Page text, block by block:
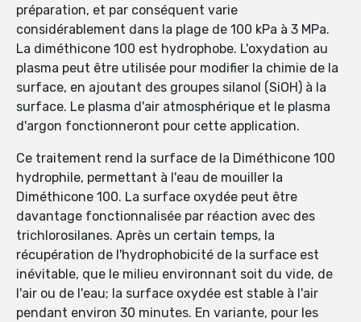
préparation, et par conséquent varie
considérablement dans la plage de 100 kPa à 3 MPa.
La diméthicone 100 est hydrophobe. L'oxydation au
plasma peut être utilisée pour modifier la chimie de la
surface, en ajoutant des groupes silanol (SiOH) à la
surface. Le plasma d'air atmosphérique et le plasma
d'argon fonctionneront pour cette application.
Ce traitement rend la surface de la Diméthicone 100
hydrophile, permettant à l'eau de mouiller la
Diméthicone 100. La surface oxydée peut être
davantage fonctionnalisée par réaction avec des
trichlorosilanes. Après un certain temps, la
récupération de l'hydrophobicité de la surface est
inévitable, que le milieu environnant soit du vide, de
l'air ou de l'eau; la surface oxydée est stable à l'air
pendant environ 30 minutes. En variante, pour les